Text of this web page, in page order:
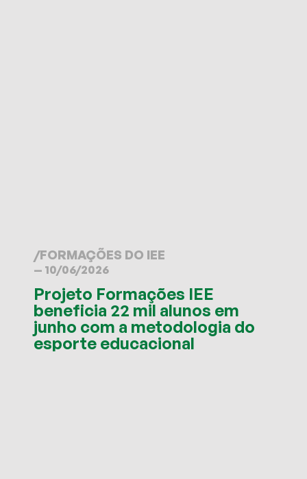
/FORMAÇÕES DO IEE
— 10/06/2026
Projeto Formações IEE
beneficia 22 mil alunos em
junho com a metodologia do
esporte educacional